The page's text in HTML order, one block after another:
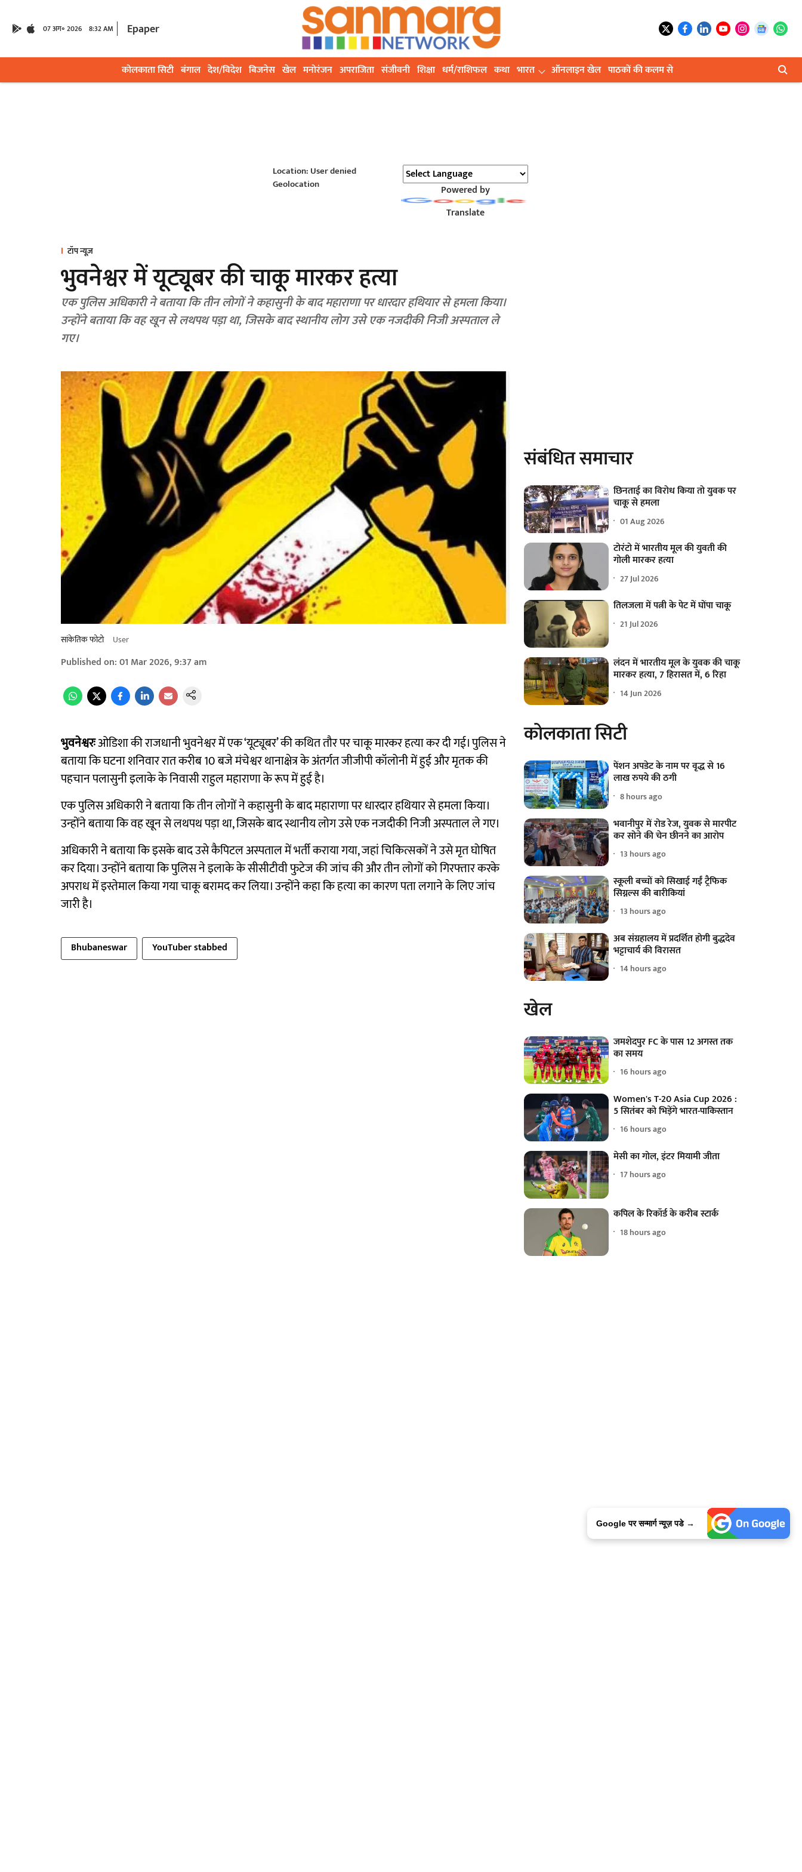
07 अग॰ 2026 8:32 AM Epaper
कोलकाता सिटी बंगाल देश/विदेश बिजनेस खेल मनोरंजन अपराजिता संजीवनी शिक्षा धर्म/राशिफल कथा भारत ऑनलाइन खेल पाठकों की कलम से
Location: User denied
Geolocation
Powered by
Translate
टॉप न्यूज़
भुवनेश्वर में यूट्यूबर की चाकू मारकर हत्या
एक पुलिस अधिकारी ने बताया कि तीन लोगों ने कहासुनी के बाद महाराणा पर धारदार हथियार से हमला किया।
उन्होंने बताया कि वह खून से लथपथ पड़ा था, जिसके बाद स्थानीय लोग उसे एक नजदीकी निजी अस्पताल ले
गए।
सांकेतिक फोटो User
Published on:01 Mar 2026, 9:37 am
भुवनेश्वरःओडिशा की राजधानी भुवनेश्वर में एक ‘यूट्यूबर’ की कथित तौर पर चाकू मारकर हत्या कर दी गई। पुलिस ने
बताया कि घटना शनिवार रात करीब 10 बजे मंचेश्वर थानाक्षेत्र के अंतर्गत जीजीपी कॉलोनी में हुई और मृतक की
पहचान पलासुनी इलाके के निवासी राहुल महाराणा के रूप में हुई है।
एक पुलिस अधिकारी ने बताया कि तीन लोगों ने कहासुनी के बाद महाराणा पर धारदार हथियार से हमला किया।
उन्होंने बताया कि वह खून से लथपथ पड़ा था, जिसके बाद स्थानीय लोग उसे एक नजदीकी निजी अस्पताल ले गए।
अधिकारी ने बताया कि इसके बाद उसे कैपिटल अस्पताल में भर्ती कराया गया, जहां चिकित्सकों ने उसे मृत घोषित
कर दिया। उन्होंने बताया कि पुलिस ने इलाके के सीसीटीवी फुटेज की जांच की और तीन लोगों को गिरफ्तार करके
अपराध में इस्तेमाल किया गया चाकू बरामद कर लिया। उन्होंने कहा कि हत्या का कारण पता लगाने के लिए जांच
जारी है।
Bhubaneswar YouTuber stabbed
संबंधित समाचार
छिनताई का विरोध किया तो युवक पर
चाकू से हमला
01 Aug 2026
टोरंटो में भारतीय मूल की युवती की
गोली मारकर हत्या
27 Jul 2026
तिलजला में पत्नी के पेट में घोंपा चाकू
21 Jul 2026
लंदन में भारतीय मूल के युवक की चाकू
मारकर हत्या, 7 हिरासत में, 6 रिहा
14 Jun 2026
कोलकाता सिटी
पेंशन अपडेट के नाम पर वृद्ध से 16
लाख रुपये की ठगी
8 hours ago
भवानीपुर में रोड रेज, युवक से मारपीट
कर सोने की चेन छीनने का आरोप
13 hours ago
स्कूली बच्चों को सिखाई गईं ट्रैफिक
सिग्नल्स की बारीकियां
13 hours ago
अब संग्रहालय में प्रदर्शित होगी बुद्धदेव
भट्टाचार्य की विरासत
14 hours ago
खेल
जमशेदपुर FC के पास 12 अगस्त तक
का समय
16 hours ago
Women's T-20 Asia Cup 2026 :
5 सितंबर को भिड़ेंगे भारत-पाकिस्तान
16 hours ago
मेसी का गोल, इंटर मियामी जीता
17 hours ago
कपिल के रिकॉर्ड के करीब स्टार्क
18 hours ago
Google पर सन्मार्ग न्यूज़ पडे →